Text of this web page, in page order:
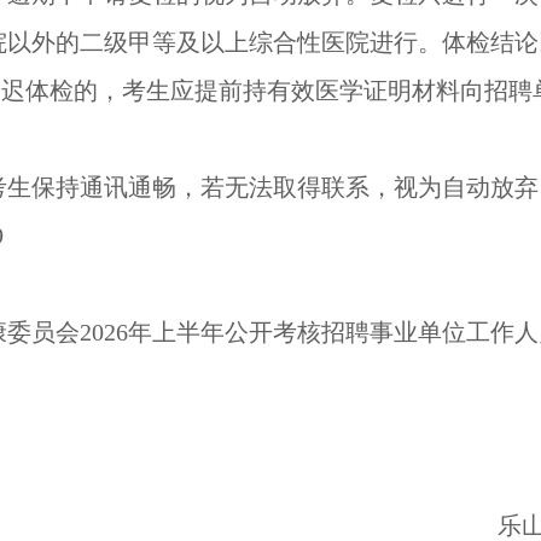
外的二级甲等及以上综合性医院进行。体检结
体检的，考生应提前持有效医学证明材料向招
保持通讯通畅，若无法取得联系，视为自动放
员会2026年上半年公开考核招聘事业单位工作
乐